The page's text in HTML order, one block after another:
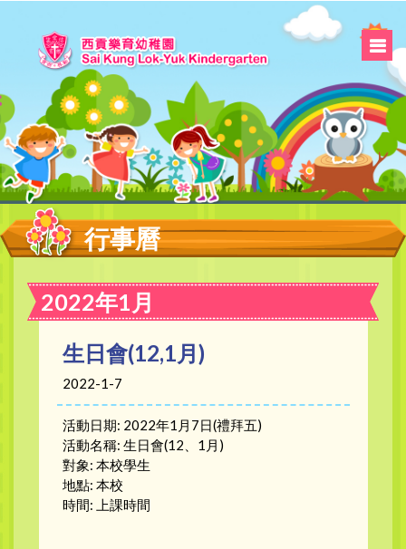
行事曆
2022年1月
生日會(12,1月)
2022-1-7
活動日期: 2022年1月7日(禮拜五)
活動名稱: 生日會(12、1月)
對象: 本校學生
地點: 本校
時間: 上課時間